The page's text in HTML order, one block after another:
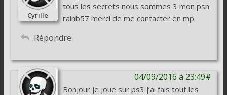
Cyrille
tous les secrets nous sommes 3 mon psn
rainb57 merci de me contacter en mp
Répondre
04/09/2016 à 23:49#
Bonjour je joue sur ps3 j’ai fais tout les